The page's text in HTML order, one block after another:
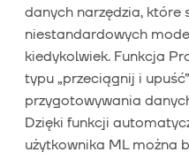
danych narzędzia, które
niestandardowych
kiedykolwiek. Funkcja
typu „przeciągnij i
przygotowywania
Dzięki funkcji
użytkownika ML można